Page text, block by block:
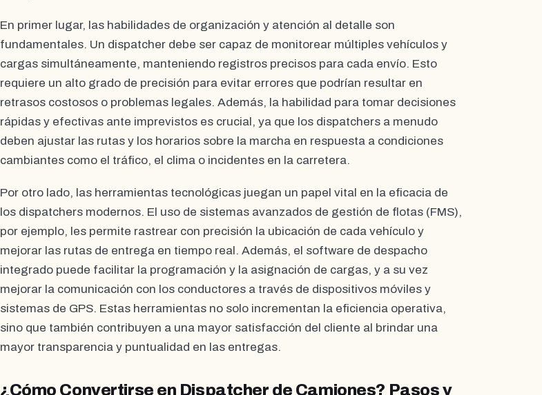
En primer lugar, las habilidades de organización y atención al detalle son
fundamentales. Un dispatcher debe ser capaz de monitorear múltiples vehículos y
cargas simultáneamente, manteniendo registros precisos para cada envío. Esto
requiere un alto grado de precisión para evitar errores que podrían resultar en
retrasos costosos o problemas legales. Además, la habilidad para tomar decisiones
rápidas y efectivas ante imprevistos es crucial, ya que los dispatchers a menudo
deben ajustar las rutas y los horarios sobre la marcha en respuesta a condiciones
cambiantes como el tráfico, el clima o incidentes en la carretera.
Por otro lado, las herramientas tecnológicas juegan un papel vital en la eficacia de
los dispatchers modernos. El uso de sistemas avanzados de gestión de flotas (FMS),
por ejemplo, les permite rastrear con precisión la ubicación de cada vehículo y
mejorar las rutas de entrega en tiempo real. Además, el software de despacho
integrado puede facilitar la programación y la asignación de cargas, y a su vez
mejorar la comunicación con los conductores a través de dispositivos móviles y
sistemas de GPS. Estas herramientas no solo incrementan la eficiencia operativa,
sino que también contribuyen a una mayor satisfacción del cliente al brindar una
mayor transparencia y puntualidad en las entregas.
¿Cómo Convertirse en Dispatcher de Camiones? Pasos y